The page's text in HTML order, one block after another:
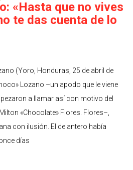
«Hasta que no vives
te das cuenta de lo
(Yoro, Honduras, 25 de abril de
Lozano –un apodo que le viene
a llamar así con motivo del
«Chocolate» Flores. Flores–,
con ilusión. El delantero había
días